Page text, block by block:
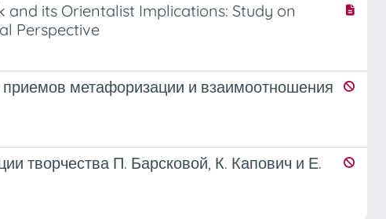
its Orientalist Implications: Study on
Perspective
приемов метафоризации и взаимоотношения
творчества П. Барсковой, К. Капович и Е.